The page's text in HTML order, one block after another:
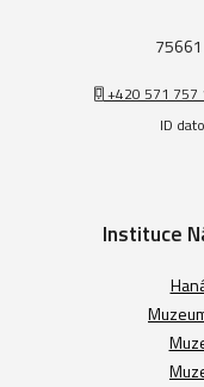
+420 571 757
ID
Instituce